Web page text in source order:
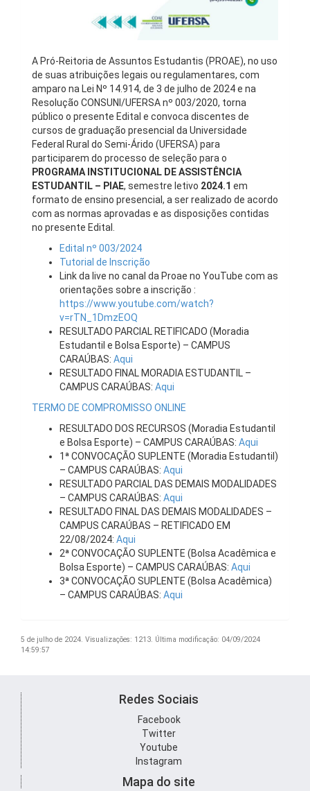
A Pró-Reitoria de Assuntos Estudantis (PROAE), no uso
de suas atribuições legais ou regulamentares, com
amparo na Lei Nº 14.914, de 3 de julho de 2024 e na
Resolução CONSUNI/UFERSA nº 003/2020, torna
público o presente Edital e convoca discentes de
cursos de graduação presencial da Universidade
Federal Rural do Semi-Árido (UFERSA) para
participarem do processo de seleção para o
PROGRAMA INSTITUCIONAL DE ASSISTÊNCIA
ESTUDANTIL – PIAE, semestre letivo 2024.1 em
formato de ensino presencial, a ser realizado de acordo
com as normas aprovadas e as disposições contidas
no presente Edital.
Edital nº 003/2024
Tutorial de Inscrição
Link da live no canal da Proae no YouTube com as
orientações sobre a inscrição :
https://www.youtube.com/watch?
v=rTN_1DmzEOQ
RESULTADO PARCIAL RETIFICADO (Moradia
Estudantil e Bolsa Esporte) – CAMPUS
CARAÚBAS: Aqui
RESULTADO FINAL MORADIA ESTUDANTIL –
CAMPUS CARAÚBAS: Aqui
TERMO DE COMPROMISSO ONLINE
RESULTADO DOS RECURSOS (Moradia Estudantil
e Bolsa Esporte) – CAMPUS CARAÚBAS: Aqui
1ª CONVOCAÇÃO SUPLENTE (Moradia Estudantil)
– CAMPUS CARAÚBAS: Aqui
RESULTADO PARCIAL DAS DEMAIS MODALIDADES
– CAMPUS CARAÚBAS: Aqui
RESULTADO FINAL DAS DEMAIS MODALIDADES –
CAMPUS CARAÚBAS – RETIFICADO EM
22/08/2024: Aqui
2ª CONVOCAÇÃO SUPLENTE (Bolsa Acadêmica e
Bolsa Esporte) – CAMPUS CARAÚBAS: Aqui
3ª CONVOCAÇÃO SUPLENTE (Bolsa Acadêmica)
– CAMPUS CARAÚBAS: Aqui
5 de julho de 2024. Visualizações: 1213. Última modificação: 04/09/2024
14:59:57
Redes Sociais
Facebook
Twitter
Youtube
Instagram
Mapa do site